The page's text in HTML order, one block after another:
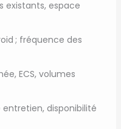
existants, espace
; fréquence des
ECS, volumes
disponibilité